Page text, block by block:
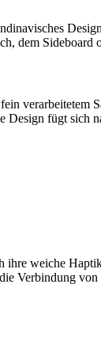
dem Sideboard
verarbeitetem
fügt sich
weiche
Verbindung